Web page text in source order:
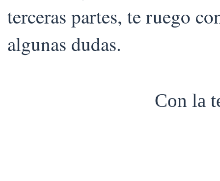
terceras partes, te ruego
algunas dudas.
Con la